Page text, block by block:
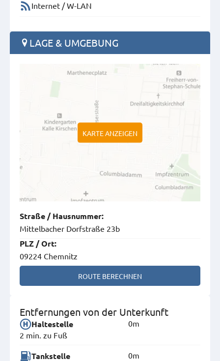
Internet / W-LAN
LAGE & UMGEBUNG
KARTE ANZEIGEN
Straße / Hausnummer:
Mittelbacher Dorfstraße 23b
PLZ /Ort:
09224 Chemnitz
ROUTE BERECHNEN
Entfernungen von der Unterkunft
Haltestelle
2 min. zu Fuß
0m
Tankstelle 0m